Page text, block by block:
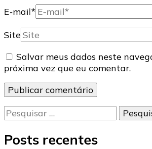
E-mail*
Site
Salvar meus dados neste
próxima vez que eu comentar.
Pesquisar
por:
Posts recentes